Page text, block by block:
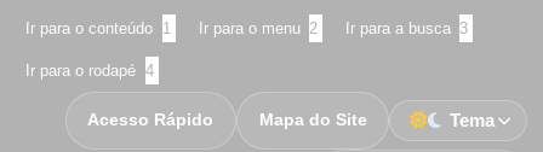
Ir para o conteúdo 1 Ir para o menu 2 Ir para a busca 3
Ir para o rodapé 4
Acesso Rápido Mapa do Site Tema